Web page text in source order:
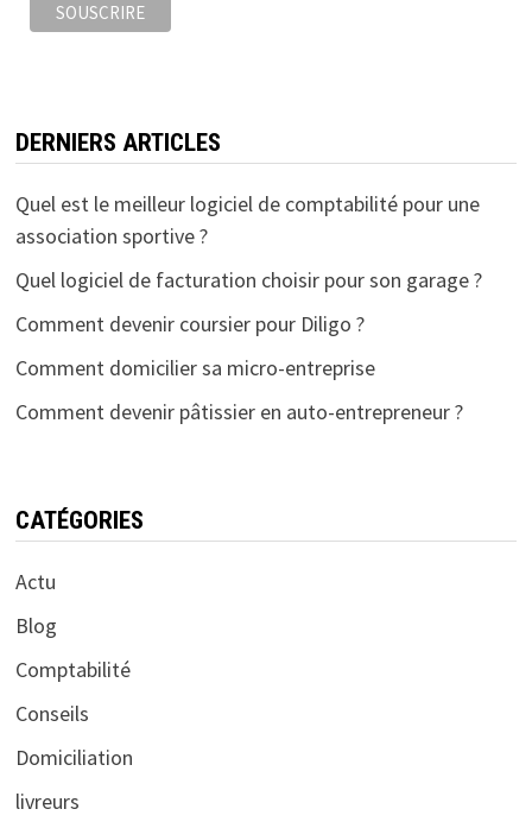
DERNIERS ARTICLES
Quel est le meilleur logiciel de comptabilité pour une
association sportive ?
Quel logiciel de facturation choisir pour son garage ?
Comment devenir coursier pour Diligo ?
Comment domicilier sa micro-entreprise
Comment devenir pâtissier en auto-entrepreneur ?
CATÉGORIES
Actu
Blog
Comptabilité
Conseils
Domiciliation
livreurs